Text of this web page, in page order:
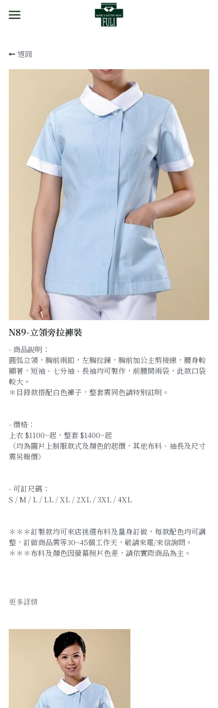
商品分類
刷手服
護理師裙裝
護理師褲裝
手術衣/隔離衣
工作圍裙
手術帽/工作帽
其他商品
關於我們
返回
N89-立領旁拉褲裝
- 商品說明：
圓弧立領，胸前兩釦，左胸拉鍊，胸前加公主剪接線，腰身較
顯著，短袖、七分袖、長袖均可製作，前腰間兩袋，此款口袋
較大。
＊目錄款搭配白色褲子，整套需同色請特別註明。
- 價格：
上衣 $1100~起，整套 $1400~起
（均為圖片上制服款式及顏色的起價，其他布料、袖長及尺寸
需另報價）
- 可訂尺碼：
S / M / L / LL / XL / 2XL / 3XL / 4XL
＊＊＊訂製款均可來店挑選布料及量身訂做，每款配色均可調
整，訂做商品需等30~45個工作天，敬請來電/來信詢問。
＊＊＊布料及顏色因螢幕照片色差，請依實際商品為主。
更多詳情